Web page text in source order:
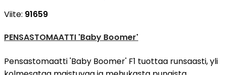
Viite: 91659
PENSASTOMAATTI 'Baby Boomer'
Pensastomaatti 'Baby Boomer' F1 tuottaa runsaasti, yli